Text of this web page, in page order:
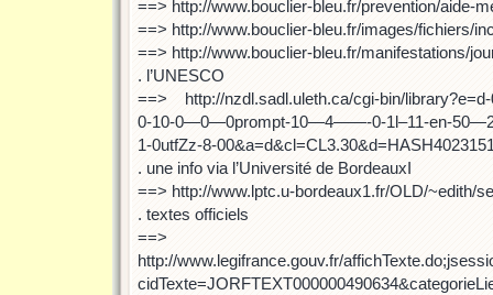
==> http://www.bouclier-bleu.fr/prevention/aide-
==> http://www.bouclier-bleu.fr/images/fichiers/
==> http://www.bouclier-bleu.fr/manifestations/
. l’UNESCO
==> http://nzdl.sadl.uleth.ca/cgi-bin/
0-10-0—0—0prompt-10—4——-0-1l–11-en-
1-0utfZz-8-
. une info via l’Université de BordeauxI
==> http://www.lptc.u-bordeaux1.fr/OLD/~edith/
. textes officiels
==>
http://www.legifrance.gouv.fr/